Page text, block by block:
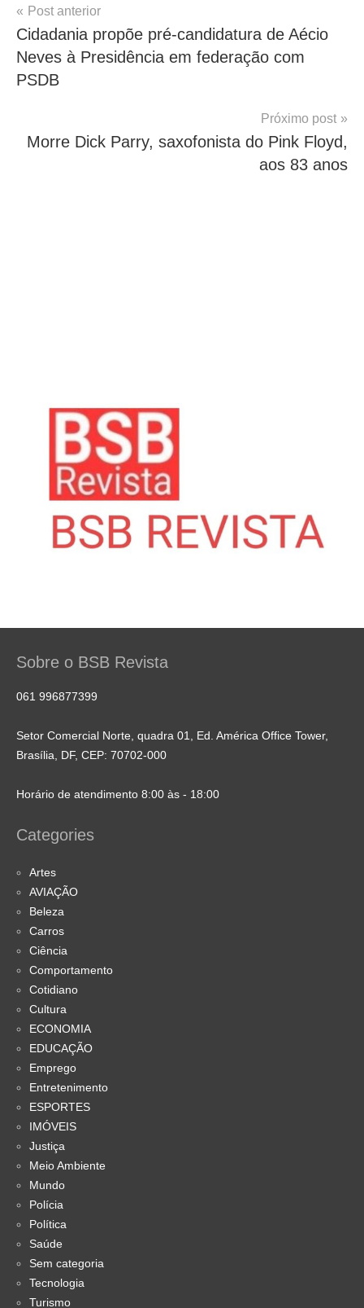
Navegação
de
Post
Post anterior
Cidadania propõe pré-candidatura de Aécio
Neves à Presidência em federação com
PSDB
Próximo post
Morre Dick Parry, saxofonista do Pink Floyd,
aos 83 anos
Sobre o BSB Revista
061 996877399
Setor Comercial Norte, quadra 01, Ed. América Office Tower,
Brasília, DF, CEP: 70702-000
Horário de atendimento 8:00 às - 18:00
Categories
Artes
AVIAÇÃO
Beleza
Carros
Ciência
Comportamento
Cotidiano
Cultura
ECONOMIA
EDUCAÇÃO
Emprego
Entretenimento
ESPORTES
IMÓVEIS
Justiça
Meio Ambiente
Mundo
Polícia
Política
Saúde
Sem categoria
Tecnologia
Turismo